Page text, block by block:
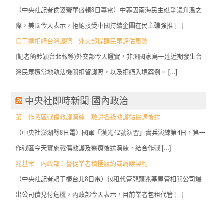
（中央社記者侯姿瑩華盛頓8日專電）中菲因南海民主礁爭議升溫之
際，美國今天表示，拒絕接受中國持續企圖在民主礁強推 […]
烏干達拒絕台灣護照 外交部提醒民眾評估風險
(記者簡鈴穎台北報導)外交部今天證實，非洲國家烏干達近期發生台
灣民眾遭當地執法機關扣留護照，以及拒絕入境案例。 […]
中央社即時新聞 國內政治
第一作戰區戰傷救護演練 驗證各級救護站協調後送
（中央社澎湖縣8日電）國軍「漢光42號演習」實兵演練第4日，第一
作戰區今天實施戰傷救護及醫療後送演練，結合作戰 […]
兆基案 內政部：督促業者積極履約或轉讓契約
（中央社記者賴于榛台北8日電）包租代管龍頭兆基屋管相關公司爆
出公司債兌付危機，內政部今天表示，目前業者包租代管 […]